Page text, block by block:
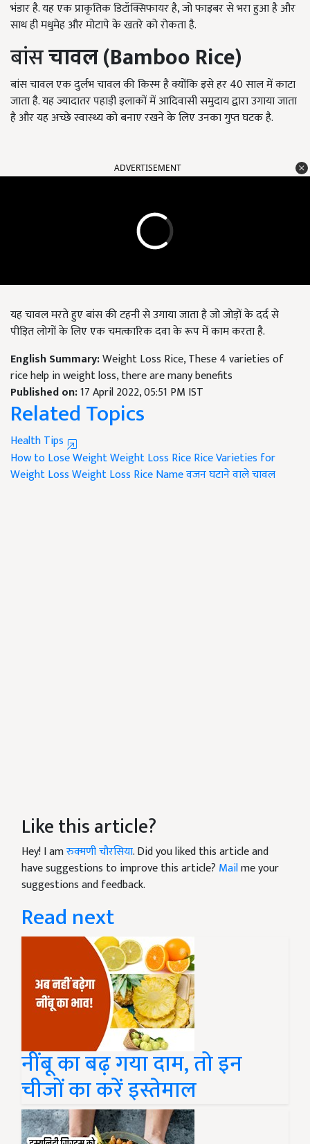
भंडार है. यह एक प्राकृतिक डिटॉक्सिफायर है, जो फाइबर से भरा हुआ है और
साथ ही मधुमेह और मोटापे के खतरे को रोकता है.
बांसचावल (Bamboo Rice)
बांस चावल एक दुर्लभ चावल की किस्म है क्योंकि इसे हर 40 साल में काटा
जाता है. यह ज्यादातर पहाड़ी इलाकों में आदिवासी समुदाय द्वारा उगाया जाता
है और यह अच्छे स्वास्थ्य को बनाए रखने के लिए उनका गुप्त घटक है.
ADVERTISEMENT
यह चावल मरते हुए बांस की टहनी से उगाया जाता है जो जोड़ों के दर्द से
पीड़ित लोगों के लिए एक चमत्कारिक दवा के रूप में काम करता है.
English Summary:Weight Loss Rice, These 4 varieties of
rice help in weight loss, there are many benefits
Published on:17 April 2022, 05:51 PM IST
Related Topics
Health Tips
How to Lose WeightWeight Loss RiceRice Varieties for
Weight LossWeight Loss Rice Nameवजन घटाने वाले चावल
Like this article?
Hey! I amरुक्मणी चौरसिया. Did you liked this article and
have suggestions to improve this article? Mailme your
suggestions and feedback.
Read next
नींबू का बढ़ गया दाम, तो इन
चीजों का करें इस्तेमाल